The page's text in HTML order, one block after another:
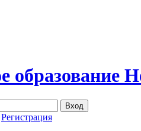
образование
Регистрация